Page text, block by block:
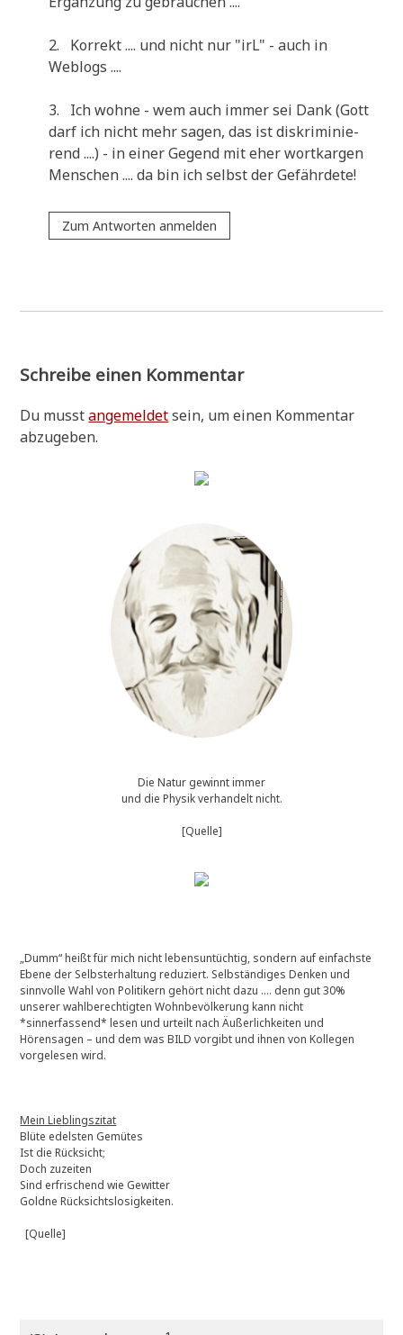
2. Kor­rekt .... und nicht nur "irL" - auch in
Weblogs ....
3. Ich woh­ne - wem auch immer sei Dank (Gott
darf ich nicht mehr sagen, das ist dis­kri­mi­nie­
rend ....) - in einer Gegend mit eher wort­kar­gen
Men­schen .... da bin ich selbst der Gefährdete!
Zum Antworten anmelden
Schreibe einen Kommentar
Du musstangemeldetsein, um einen Kommentar
abzugeben.
Die Natur gewinnt immer
und die Physik verhandelt nicht.
[Quelle]
„Dumm“ heißt für mich nicht lebensuntüchtig, sondern auf einfachste
Ebene der Selbsterhaltung reduziert. Selbständiges Denken und
sinnvolle Wahl von Politikern gehört nicht dazu …. denn gut 30%
unserer wahlberechtigten Wohnbevölkerung kann nicht
*sinnerfassend* lesen und urteilt nach Äußerlichkeiten und
Hörensagen – und dem was BILD vorgibt und ihnen von Kollegen
vorgelesen wird.
Mein Lieblingszitat
Blüte edelsten Gemütes
Ist die Rücksicht;
Doch zuzeiten
Sind erfrischend wie Gewitter
Goldne Rücksichtslosigkeiten.
[Quelle]